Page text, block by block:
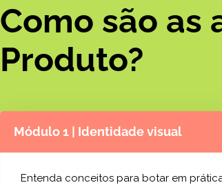
Como são as
Produto?
Módulo 1 | Identidade visual
Entenda conceitos para botar em